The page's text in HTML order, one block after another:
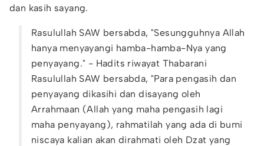
dan kasih sayang.
Rasulullah SAW bersabda, "Sesungguhnya Allah
hanya menyayangi hamba-hamba-Nya yang
penyayang." - Hadits riwayat Thabarani
Rasulullah SAW bersabda, "Para pengasih dan
penyayang dikasihi dan disayang oleh
Arrahmaan (Allah yang maha pengasih lagi
maha penyayang), rahmatilah yang ada di bumi
niscaya kalian akan dirahmati oleh Dzat yang